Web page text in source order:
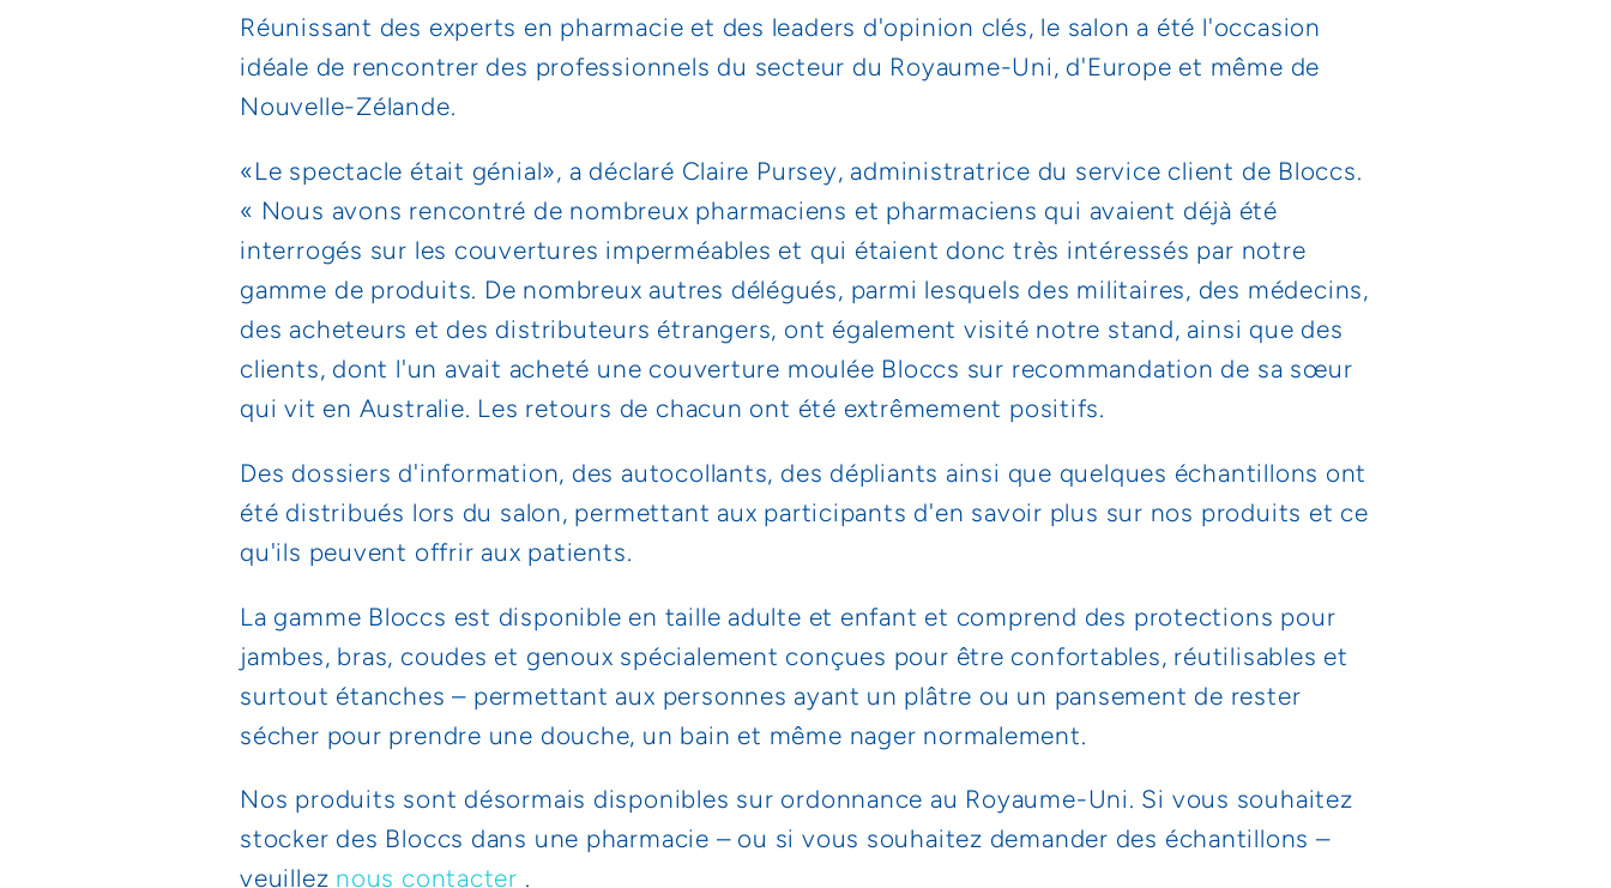
Réunissant des experts en pharmacie et des leaders d'opinion clés, le salon a été l'occasion
idéale de rencontrer des professionnels du secteur du Royaume-Uni, d'Europe et même de
Nouvelle-Zélande.
«Le spectacle était génial», a déclaré Claire Pursey, administratrice du service client de Bloccs.
« Nous avons rencontré de nombreux pharmaciens et pharmaciens qui avaient déjà été
interrogés sur les couvertures imperméables et qui étaient donc très intéressés par notre
gamme de produits. De nombreux autres délégués, parmi lesquels des militaires, des médecins,
des acheteurs et des distributeurs étrangers, ont également visité notre stand, ainsi que des
clients, dont l'un avait acheté une couverture moulée Bloccs sur recommandation de sa sœur
qui vit en Australie. Les retours de chacun ont été extrêmement positifs.
Des dossiers d'information, des autocollants, des dépliants ainsi que quelques échantillons ont
été distribués lors du salon, permettant aux participants d'en savoir plus sur nos produits et ce
qu'ils peuvent offrir aux patients.
La gamme Bloccs est disponible en taille adulte et enfant et comprend des protections pour
jambes, bras, coudes et genoux spécialement conçues pour être confortables, réutilisables et
surtout étanches – permettant aux personnes ayant un plâtre ou un pansement de rester
sécher pour prendre une douche, un bain et même nager normalement.
Nos produits sont désormais disponibles sur ordonnance au Royaume-Uni. Si vous souhaitez
stocker des Bloccs dans une pharmacie – ou si vous souhaitez demander des échantillons –
veuillez nous contacter .